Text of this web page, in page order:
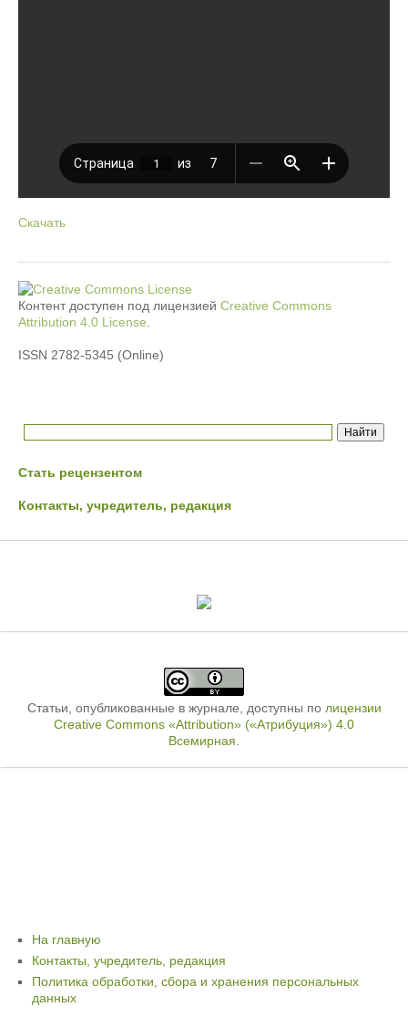
Скачать
Контент доступен под лицензией Creative Commons
Attribution 4.0 License
ISSN 2782-5345 (Online)
Стать рецензентом
Контакты, учредитель, редакция
Статьи, опубликованные в журнале, доступны по лицензии
Creative Commons «Attribution» («Атрибуция») 4.0
Всемирная
На главную
Контакты, учредитель, редакция
Политика обработки, сбора и хранения персональных
данных